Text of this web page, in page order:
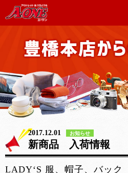
2017.12.01 お知らせ
新商品 入荷情報
LADY‘S 服、帽子、バック